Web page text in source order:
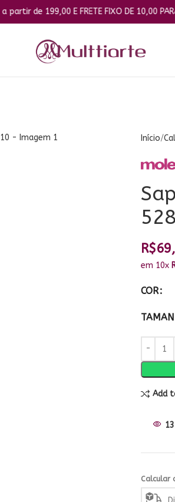
mais rápida pra quem já
Início
R$
em 10x
COR
Add
13
Calcular
E FRETE FIXO DE 10,00 PARA GRANDE